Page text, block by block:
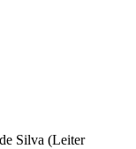
Silva (Leiter